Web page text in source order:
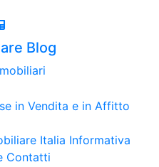
Blog
Italia Informativa
Contatti